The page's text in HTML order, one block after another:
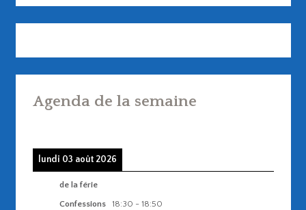
Agenda de la semaine
lundi 03 août 2026
de la férie
Confessions
18:30 - 18:50